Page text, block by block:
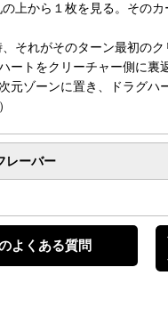
上から１枚を見る。その
それがそのターン最初の
ートをクリーチャー側に裏
元ゾーンに置き、ドラグハ
レーバー
よくある質問